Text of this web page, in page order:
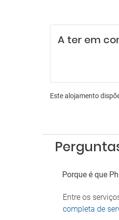
A ter em
Este alojamento
Porque é que
Entre os
completa de